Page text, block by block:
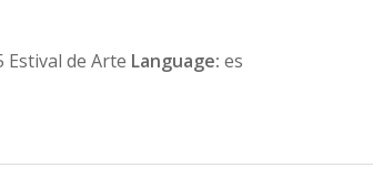
Estival de Arte Language: es